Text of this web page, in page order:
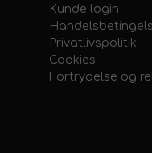
Kunde login
Privatlivspolitik
Cookies
Fortrydelse og